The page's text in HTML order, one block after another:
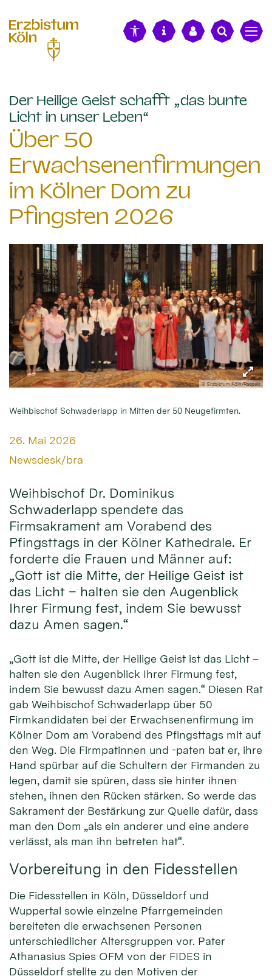
Der Heilige Geist schafft „das bunte
Licht in unser Leben“
Über 50
Erwachsenenfirmungen
im Kölner Dom zu
Pfingsten 2026
© Erzbistum Köln/Raspels
Weihbischof Schwaderlapp in Mitten der 50 Neugefirmten.
Datum:
26. Mai 2026
Von:
Newsdesk/bra
Weihbischof Dr. Dominikus
Schwaderlapp spendete das
Firmsakrament am Vorabend des
Pfingsttags in der Kölner Kathedrale. Er
forderte die Frauen und Männer auf:
„Gott ist die Mitte, der Heilige Geist ist
das Licht – halten sie den Augenblick
Ihrer Firmung fest, indem Sie bewusst
dazu Amen sagen.“
„Gott ist die Mitte, der Heilige Geist ist das Licht –
halten sie den Augenblick Ihrer Firmung fest,
indem Sie bewusst dazu Amen sagen.“ Diesen Rat
gab Weihbischof Schwaderlapp über 50
Firmkandidaten bei der Erwachsenenfirmung im
Kölner Dom am Vorabend des Pfingsttags mit auf
den Weg. Die Firmpatinnen und -paten bat er, ihre
Hand spürbar auf die Schultern der Firmanden zu
legen, damit sie spüren, dass sie hinter ihnen
stehen, ihnen den Rücken stärken. So werde das
Sakrament der Bestärkung zur Quelle dafür, dass
man den Dom „als ein anderer und eine andere
verlässt, als man ihn betreten hat“.
Vorbereitung in den Fidesstellen
Die Fidesstellen in Köln, Düsseldorf und
Wuppertal sowie einzelne Pfarrgemeinden
bereiteten die erwachsenen Personen
unterschiedlicher Altersgruppen vor. Pater
Athanasius Spies OFM von der FIDES in
Düsseldorf stellte zu den Motiven der